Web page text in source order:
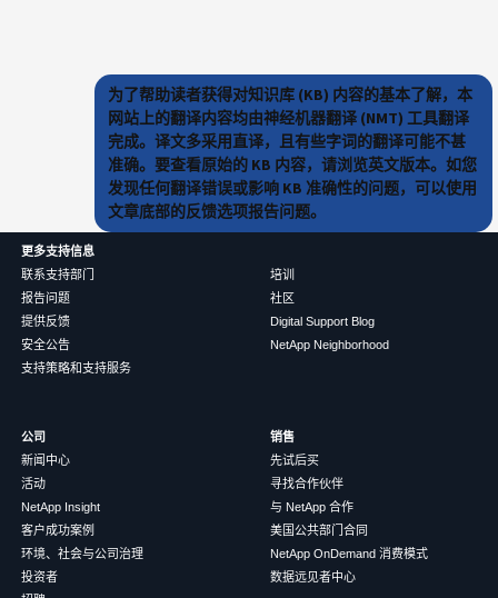
为了帮助读者获得对知识库 (KB) 内容的基本了解，本
网站上的翻译内容均由神经机器翻译 (NMT) 工具翻译
完成。译文多采用直译，且有些字词的翻译可能不甚
准确。要查看原始的 KB 内容，请浏览英文版本。如您
发现任何翻译错误或影响 KB 准确性的问题，可以使用
文章底部的反馈选项报告问题。
更多支持信息
联系支持部门
报告问题
提供反馈
安全公告
支持策略和支持服务
培训
社区
Digital Support Blog
NetApp Neighborhood
公司
新闻中心
活动
NetApp Insight
客户成功案例
环境、社会与公司治理
投资者
销售
先试后买
寻找合作伙伴
与 NetApp 合作
美国公共部门合同
NetApp OnDemand 消费模式
数据远见者中心